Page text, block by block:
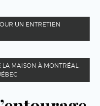
UN ENTRETIEN
LA MAISON À MONTRÉAL,